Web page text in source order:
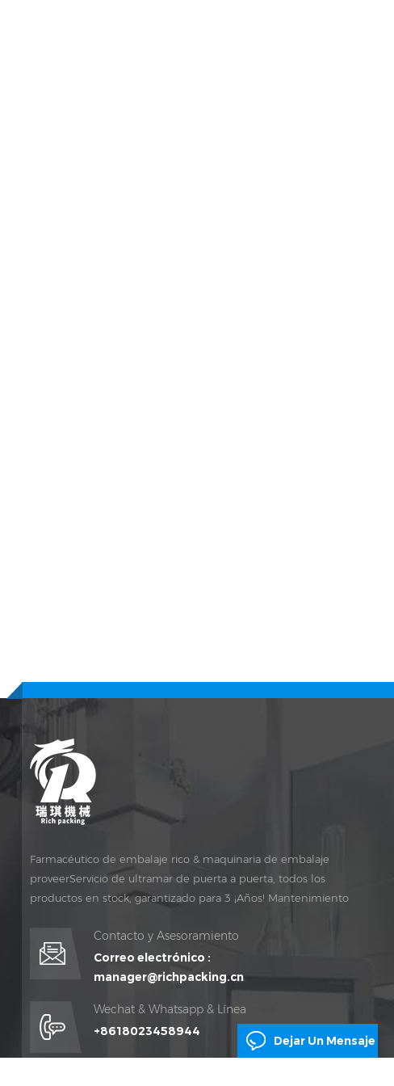
Farmacéutico de embalaje rico & maquinaria de embalaje
proveerServicio de ultramar de puerta a puerta, todos los
productos en stock, garantizado para 3 ¡Años! Mantenimiento
Contacto y Asesoramiento
Correo electrónico :
manager@richpacking.cn
Wechat & Whatsapp & Línea
+8618023458944
Dejar Un Mensaje